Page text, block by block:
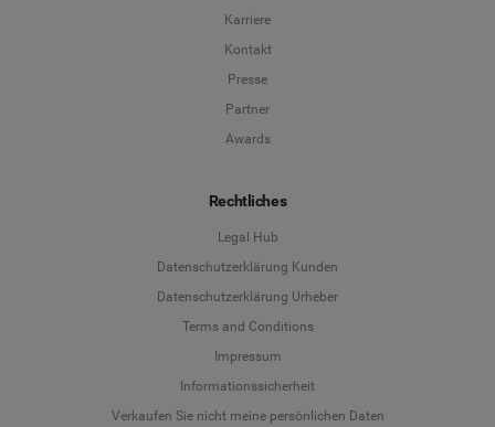
Karriere
Kontakt
Presse
Partner
Awards
Rechtliches
Legal Hub
Datenschutzerklärung Kunden
Datenschutzerklärung Urheber
Terms and Conditions
Impressum
Informationssicherheit
Verkaufen Sie nicht meine persönlichen Daten
Deutsch